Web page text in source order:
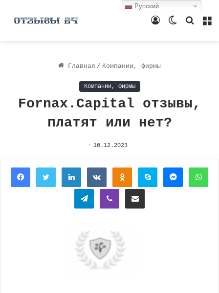
Поиск
Switch
Войти
Главная / Компании, фирмы
Компании, фирмы
Fornax.Capital отзывы,
платят или нет?
10.12.2023
FacebookTwitterLinkedInВконтактеОдноклассники
Skype Messenger
TelegramViber Поделиться через электронную почту
Русский